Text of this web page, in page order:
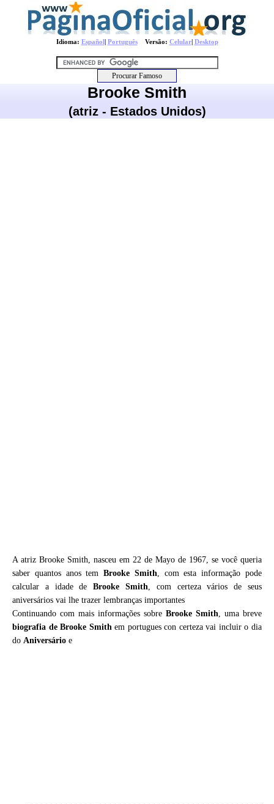
Idioma: Español| PortuguêsVersão: Celular| Desktop
Brooke Smith
(atriz - Estados Unidos)
A atriz Brooke Smith, nasceu em 22 de Mayo de 1967, se você queria
saber quantos anos temBrooke Smith, com esta informação pode
calcular a idade deBrooke Smith, com certeza vários de seus
aniversários vai lhe trazer lembranças importantes
Continuando com mais informações sobre Brooke Smith, uma breve
biografia deBrooke Smithem portugues con certeza vai incluir o dia
do Aniversário e